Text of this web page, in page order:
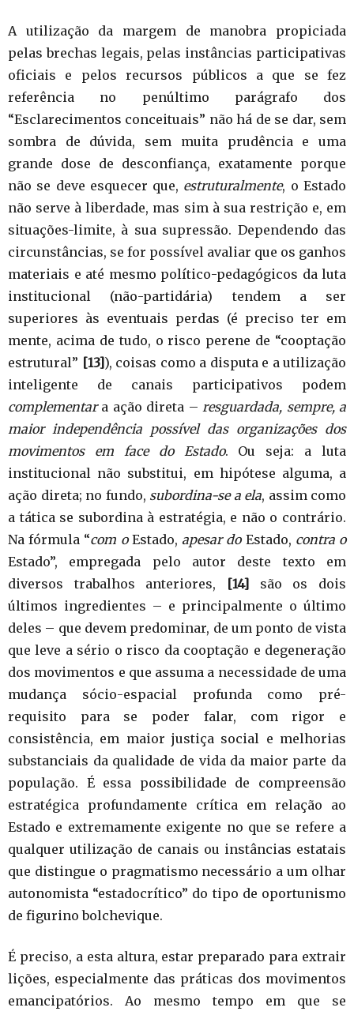
A utilização da margem de manobra propiciada
pelas brechas legais, pelas instâncias participativas
oficiais e pelos recursos públicos a que se fez
referência no penúltimo parágrafo dos
“Esclarecimentos conceituais” não há de se dar, sem
sombra de dúvida, sem muita prudência e uma
grande dose de desconfiança, exatamente porque
não se deve esquecer que, estruturalmente, o Estado
não serve à liberdade, mas sim à sua restrição e, em
situações-limite, à sua supressão. Dependendo das
circunstâncias, se for possível avaliar que os ganhos
materiais e até mesmo político-pedagógicos da luta
institucional (não-partidária) tendem a ser
superiores às eventuais perdas (é preciso ter em
mente, acima de tudo, o risco perene de “cooptação
estrutural” [13] ), coisas como a disputa e a utilização
inteligente de canais participativos podem
complementara ação direta –resguardada, sempre, a
maior independência possível das organizações dos
movimentos em face do Estado. Ou seja: a luta
institucional não substitui, em hipótese alguma, a
ação direta; no fundo, subordina-se a ela, assim como
a tática se subordina à estratégia, e não o contrário.
Na fórmula “com oEstado,apesar doEstado, contra o
Estado”, empregada pelo autor deste texto em
diversos trabalhos anteriores,
[14]
são os dois
últimos ingredientes – e principalmente o último
deles – que devem predominar, de um ponto de vista
que leve a sério o risco da cooptação e degeneração
dos movimentos e que assuma a necessidade de uma
mudança sócio-espacial profunda como pré-
requisito para se poder falar, com rigor e
consistência, em maior justiça social e melhorias
substanciais da qualidade de vida da maior parte da
população. É essa possibilidade de compreensão
estratégica profundamente crítica em relação ao
Estado e extremamente exigente no que se refere a
qualquer utilização de canais ou instâncias estatais
que distingue o pragmatismo necessário a um olhar
autonomista “estadocrítico” do tipo de oportunismo
de figurino bolchevique.
É preciso, a esta altura, estar preparado para extrair
lições, especialmente das práticas dos movimentos
emancipatórios. Ao mesmo tempo em que se